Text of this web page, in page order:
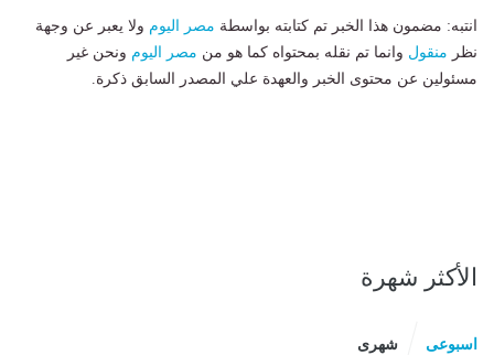
انتبه: مضمون هذا الخبر تم كتابته بواسطة مصر اليوم ولا يعبر عن وجهة
نظر منقول وانما تم نقله بمحتواه كما هو من مصر اليوم ونحن غير
مسئولين عن محتوى الخبر والعهدة علي المصدر السابق ذكرة.
الأكثر شهرة
اسبوعى شهرى